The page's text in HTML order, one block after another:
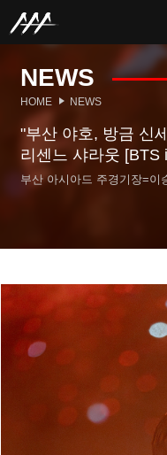
NEWS
HOME NEWS
"부산 야호, 방금 신
리센느 샤라웃 [BTS
부산 아시아드 주경기장=이